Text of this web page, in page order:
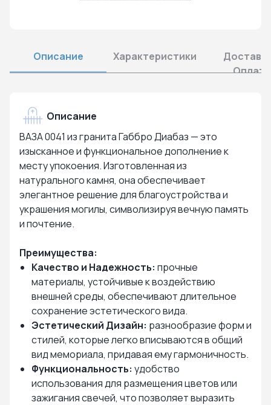
Описание Характеристики
Оплата
Описание
ВАЗА 0041 из гранита Габбро Диабаз — это
изысканное и функциональное дополнение к
месту упокоения. Изготовленная из
натурального камня, она обеспечивает
элегантное решение для благоустройства и
украшения могилы, символизируя вечную память
и почтение.
Преимущества:
Качество и Надежность: прочные
материалы, устойчивые к воздействию
внешней среды, обеспечивают длительное
сохранение эстетического вида.
Эстетический Дизайн: разнообразие форм и
стилей, которые легко вписываются в общий
вид мемориала, придавая ему гармоничность.
Функциональность: удобство
использования для размещения цветов или
зажигания свечей, что позволяет выразить